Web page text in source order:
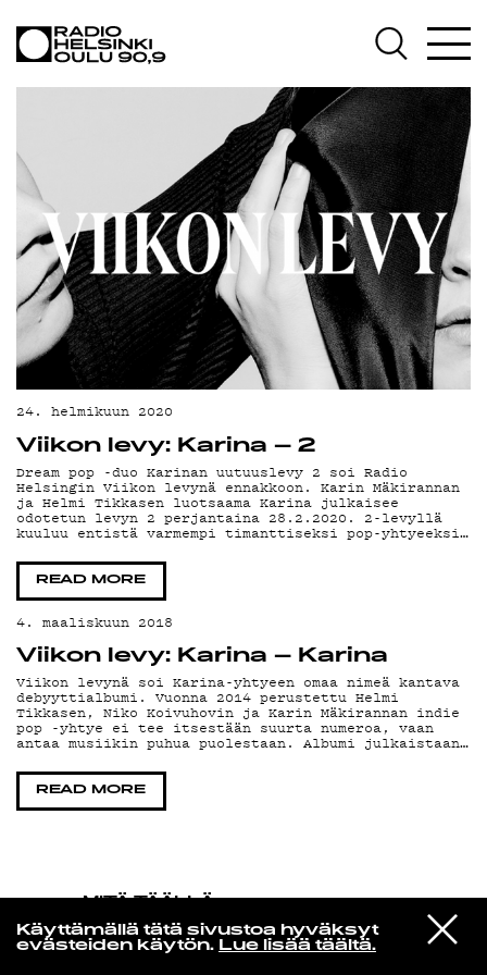
Käyttämällä tätä sivustoa hyväksyt
evästeiden käytön. Lue lisää täältä.
VIESTI
STUDIOON
MITÄ TÄÄLLÄ
Daft Punk
Touch
AJANKOHTAISTA
OHJELMAT
TEKIJÄT
ON-DEMAND
PODCAST
MAINOSTA
YHTEYSTIEDOT
G LIVELAB
YSTÄVÄKLUBI
TIETOSUOJA
KIRJAUDU SISÄÄN
24. helmikuun 2020
Viikon levy: Karina – 2
Dream pop -duo Karinan uutuuslevy 2 soi Radio
Helsingin Viikon levynä ennakkoon. Karin Mäkirannan
ja Helmi Tikkasen luotsaama Karina julkaisee
odotetun levyn 2 perjantaina 28.2.2020. 2-levyllä
kuuluu entistä varmempi timanttiseksi pop-yhtyeeksi…
READ MORE
4. maaliskuun 2018
Viikon levy: Karina – Karina
Viikon levynä soi Karina-yhtyeen omaa nimeä kantava
debyyttialbumi. Vuonna 2014 perustettu Helmi
Tikkasen, Niko Koivuhovin ja Karin Mäkirannan indie
pop -yhtye ei tee itsestään suurta numeroa, vaan
antaa musiikin puhua puolestaan. Albumi julkaistaan…
READ MORE